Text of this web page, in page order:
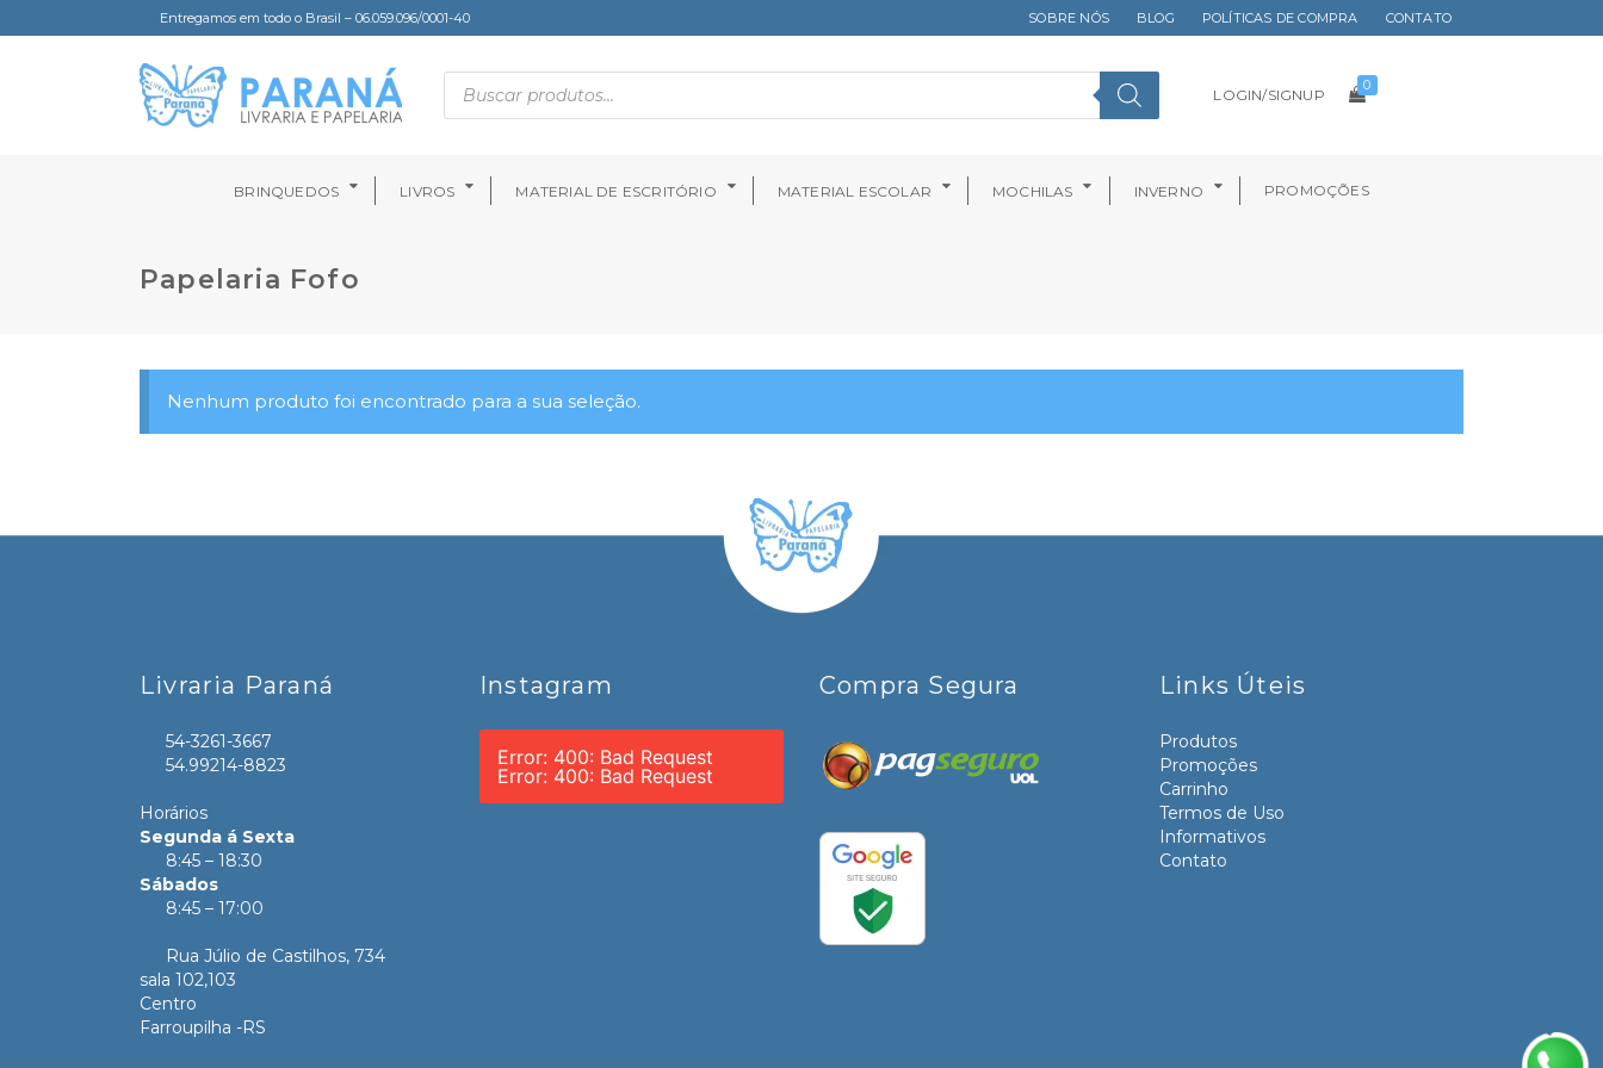
Entregamos em todo o Brasil – 06.059.096/0001-40 SOBRE NÓS BLOG POLÍTICAS DE COMPRA CONTATO
LOGIN/SIGNUP
0
BRINQUEDOS LIVROS MATERIAL DE ESCRITÓRIO MATERIAL ESCOLAR MOCHILAS INVERNO PROMOÇÕES
Papelaria Fofo
Nenhum produto foi encontrado para a sua seleção.
Livraria Paraná
54-3261-3667
54.99214-8823
Horários
Segunda á Sexta
8:45 – 18:30
Sábados
8:45 – 17:00
Rua Júlio de Castilhos, 734
sala 102,103
Centro
Farroupilha -RS
Instagram
Error: 400: Bad Request
Error: 400: Bad Request
Compra Segura Links Úteis
Produtos
Promoções
Carrinho
Termos de Uso
Informativos
Contato